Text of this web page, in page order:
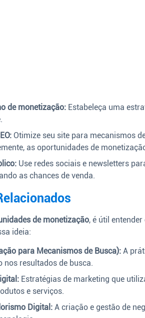
de monetização: Estabeleça uma
Otimize seu site para mecanismos
as oportunidades de
Use redes sociais e newsletters
as chances de venda.
de monetização, é útil
ideia:
para Mecanismos de Busca): A
nos resultados de busca.
Estratégias de marketing que
e serviços.
Digital: A criação e gestão de